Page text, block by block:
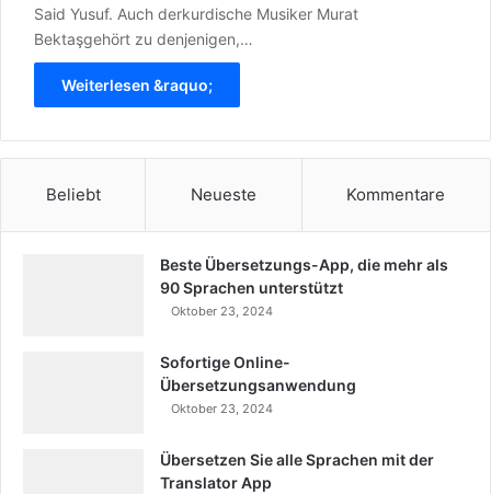
Said Yusuf. Auch derkurdische Musiker Murat
Bektaşgehört zu denjenigen,…
Weiterlesen &raquo;
Beliebt Neueste Kommentare
Beste Übersetzungs-App, die mehr als
90 Sprachen unterstützt
Oktober 23, 2024
Sofortige Online-
Übersetzungsanwendung
Oktober 23, 2024
Übersetzen Sie alle Sprachen mit der
Translator App